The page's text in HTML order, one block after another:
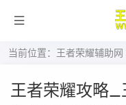
当前位置： 王者荣耀辅助网
王者荣耀攻略